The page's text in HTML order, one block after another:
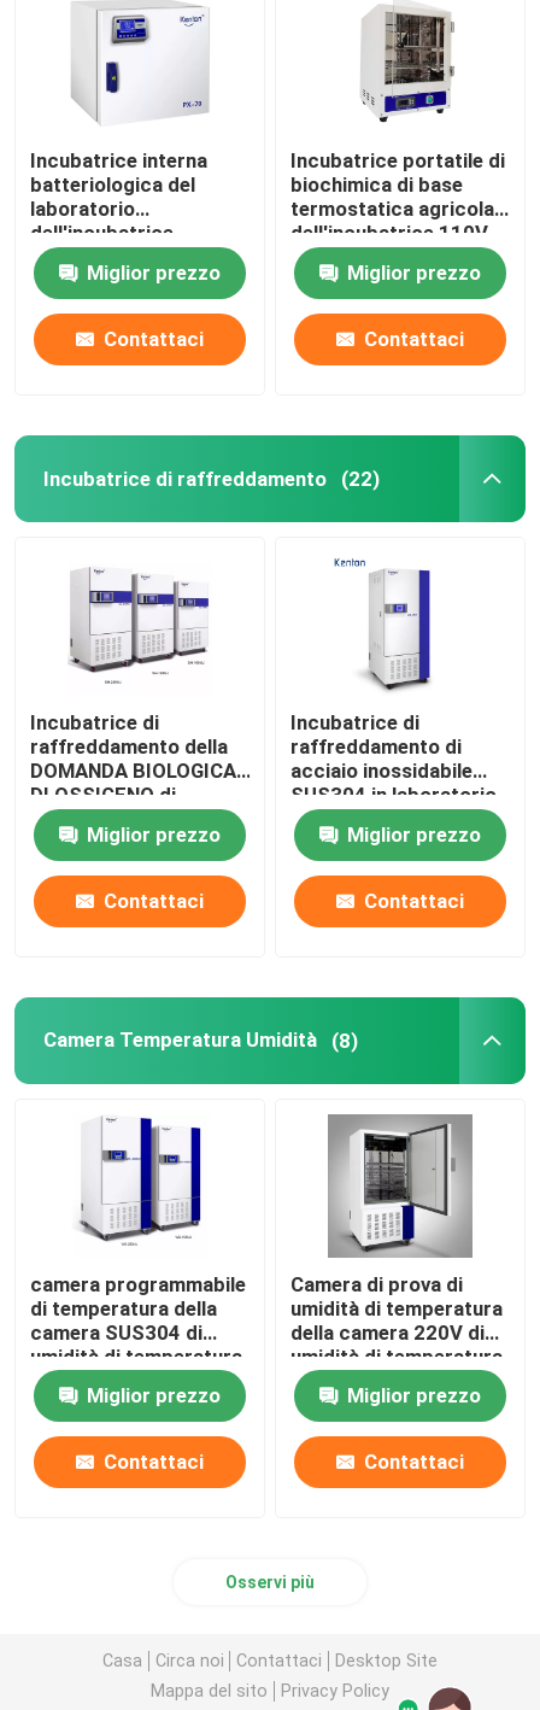
Incubatrice interna
batteriologica del
laboratorio
dell'incubatrice
SUS304 di alta
precisioneMiglior prezzo
Contattaci
Incubatrice portatile di
biochimica di base
termostatica agricola
dell'incubatrice 110V
220V
Miglior prezzo
Contattaci
Incubatrice di raffreddamento (22)
Incubatrice di
raffreddamento della
DOMANDA BIOLOGICA
DI OSSIGENO di
microbiologia per
cultura batterica 110V
220V
Miglior prezzo
Contattaci
Incubatrice di
raffreddamento di
acciaio inossidabile
SUS304 in laboratorio
medico 400L
Miglior prezzo
Contattaci
Camera Temperatura Umidità (8)
camera programmabile
di temperatura della
camera SUS304 di
umidità di temperatura
65C
Miglior prezzo
Contattaci
Camera di prova di
umidità di temperatura
della camera 220V di
umidità di temperatura
dell'OEM
Miglior prezzo
Contattaci
Osservi più
Casa Circa noi Contattaci
Desktop Site
Mappa del sito
Privacy Policy